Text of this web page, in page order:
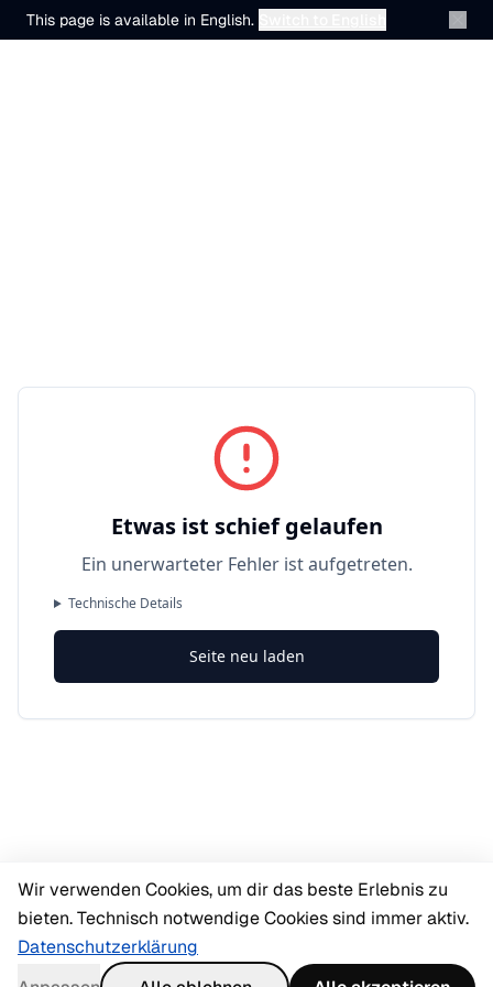
This page is available in English.
Etwas ist schief gelaufen
Ein unerwarteter Fehler ist aufgetreten.
Technische Details
Seite neu laden
Wir verwenden Cookies, um dir das beste Erlebnis zu
bieten. Technisch notwendige Cookies sind immer aktiv.
Datenschutzerklärung